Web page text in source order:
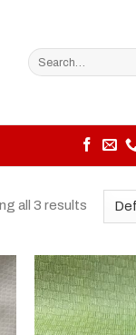
Search
for:
all 3 results